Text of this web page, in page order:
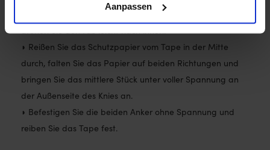
Aanpassen
◗ Bringen Sie das Knie in eine gestreckte Position und
◗ Reißen Sie das Schutzpapier vom Tape in der Mitte
durch, falten Sie das Papier auf beiden Richtungen und
bringen Sie das mittlere Stück unter voller Spannung an
der Außenseite des Knies an.
◗ Befestigen Sie die beiden Anker ohne Spannung und
reiben Sie das Tape fest.